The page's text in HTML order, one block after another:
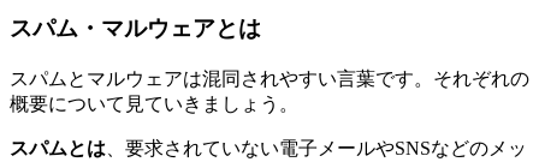
スパム・マルウェアとは
スパムとマルウェアは混同されやすい言葉です。それぞれの
概要について見ていきましょう。
スパムとは 、要求されていない電子メールやSNSなどのメッ